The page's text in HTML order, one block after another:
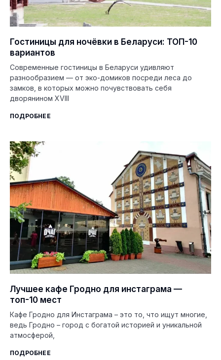
Гостиницы для ночёвки в Беларуси: ТОП-10
вариантов
Современные гостиницы в Беларуси удивляют
разнообразием — от эко-домиков посреди леса до
замков, в которых можно почувствовать себя
дворянином XVIII
ПОДРОБНЕЕ
Лучшее кафе Гродно для инстаграма —
топ-10 мест
Кафе Гродно для Инстаграма – это то, что ищут многие,
ведь Гродно – город с богатой историей и уникальной
атмосферой,
ПОДРОБНЕЕ